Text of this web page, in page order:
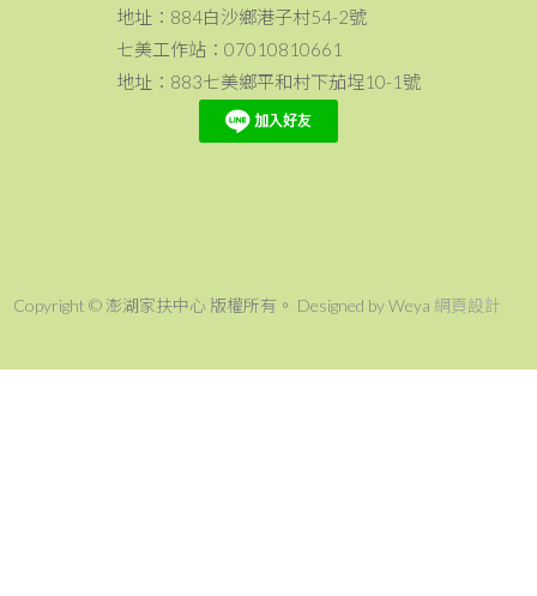
地址：884白沙鄉港子村54-2號
七美工作站：07010810661
地址：883七美鄉平和村下茄埕10-1號
Copyright © 澎湖家扶中心 版權所有。 Designed by Weya 網頁設計